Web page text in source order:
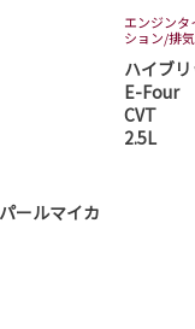
した。
戸千波店、神栖店、つ
守谷店となります。
から。
エンジンタ
ション/排
ハイブ
E-Four
CVT
2.5L
ールマイカ